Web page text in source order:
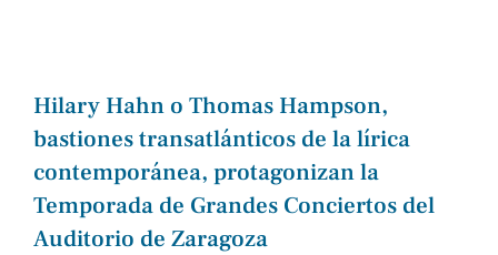
Hilary Hahn o Thomas Hampson,
bastiones transatlánticos de la lírica
contemporánea, protagonizan la
Temporada de Grandes Conciertos del
Auditorio de Zaragoza